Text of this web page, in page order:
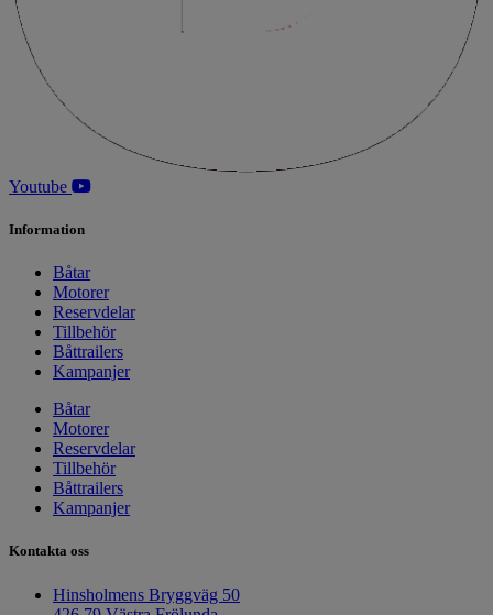
Youtube
Information
Båtar
Motorer
Reservdelar
Tillbehör
Båttrailers
Kampanjer
Båtar
Motorer
Reservdelar
Tillbehör
Båttrailers
Kampanjer
Kontakta oss
Hinsholmens Bryggväg 50